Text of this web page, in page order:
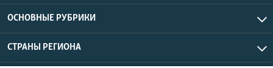
ОСНОВНЫЕ РУБРИКИ
СТРАНЫ РЕГИОНА